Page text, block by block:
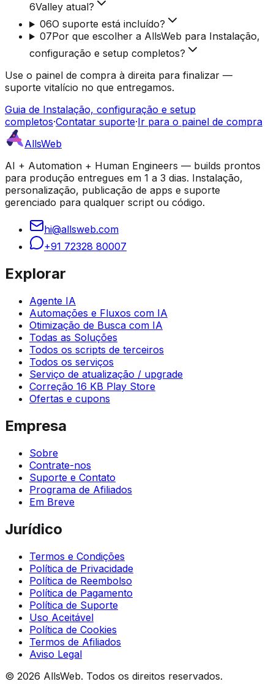
6Valley atual?
06O suporte está incluído?
07Por que escolher a AllsWeb para Instalação,
configuração e setup completos?
Use o painel de compra à direita para finalizar —
suporte vitalício no que entregamos.
Guia de Instalação, configuração e setup
completos·Contatar suporte·Ir para o painel de compra
AllsWeb
AI + Automation + Human Engineers — builds prontos
para produção entregues em 1 a 3 dias. Instalação,
personalização, publicação de apps e suporte
gerenciado para qualquer script ou código.
hi@allsweb.com
+91 72328 80007
Explorar
Agente IA
Automações e Fluxos com IA
Otimização de Busca com IA
Todas as Soluções
Todos os scripts de terceiros
Todos os serviços
Serviço de atualização / upgrade
Correção 16 KB Play Store
Ofertas e cupons
Empresa
Sobre
Contrate-nos
Suporte e Contato
Programa de Afiliados
Em Breve
Jurídico
Termos e Condições
Política de Privacidade
Política de Reembolso
Política de Pagamento
Política de Suporte
Uso Aceitável
Política de Cookies
Termos de Afiliados
Aviso Legal
© 2026 AllsWeb. Todos os direitos reservados.